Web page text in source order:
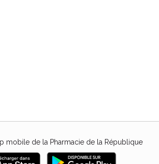
mobile de la Pharmacie de la République